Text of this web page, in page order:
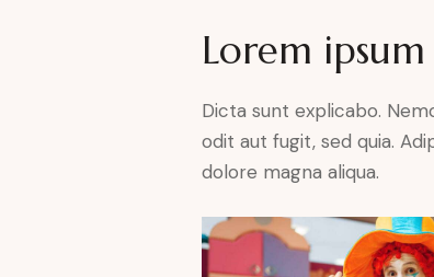
Lorem
Dicta sunt explicabo.
odit aut fugit, sed quia.
dolore magna aliqua.